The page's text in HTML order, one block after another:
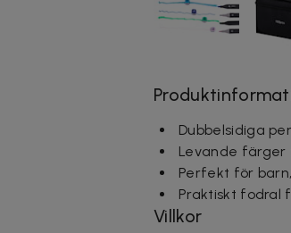
Dubbelsidiga
Levande färger
Perfekt för
Praktiskt fodral
Villkor